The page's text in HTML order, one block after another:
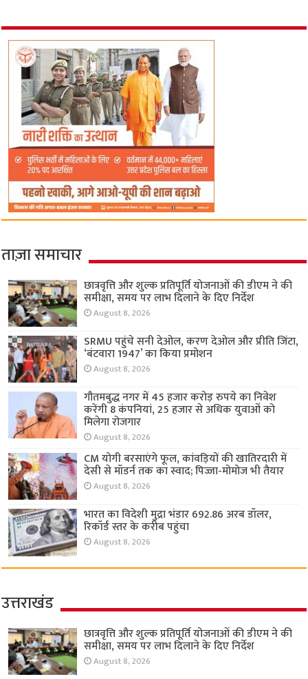
ताज़ा समाचार
छात्रवृत्ति और शुल्क प्रतिपूर्ति योजनाओं की डीएम ने की
समीक्षा, समय पर लाभ दिलाने के दिए निर्देश
August 8, 2026
SRMU पहुंचे सनी देओल, करण देओल और प्रीति जिंटा,
‘बंटवारा 1947’ का किया प्रमोशन
August 8, 2026
गौतमबुद्ध नगर में 45 हजार करोड़ रुपये का निवेश
करेंगी 8 कंपनियां, 25 हजार से अधिक युवाओं को
मिलेगा रोजगार
August 8, 2026
CM योगी बरसाएंगे फूल, कांवड़ियों की खातिरदारी में
देसी से मॉडर्न तक का स्वाद; पिज्जा-मोमोज भी तैयार
August 8, 2026
भारत का विदेशी मुद्रा भंडार 692.86 अरब डॉलर,
रिकॉर्ड स्तर के करीब पहुंचा
August 8, 2026
उत्तराखंड
छात्रवृत्ति और शुल्क प्रतिपूर्ति योजनाओं की डीएम ने की
समीक्षा, समय पर लाभ दिलाने के दिए निर्देश
August 8, 2026